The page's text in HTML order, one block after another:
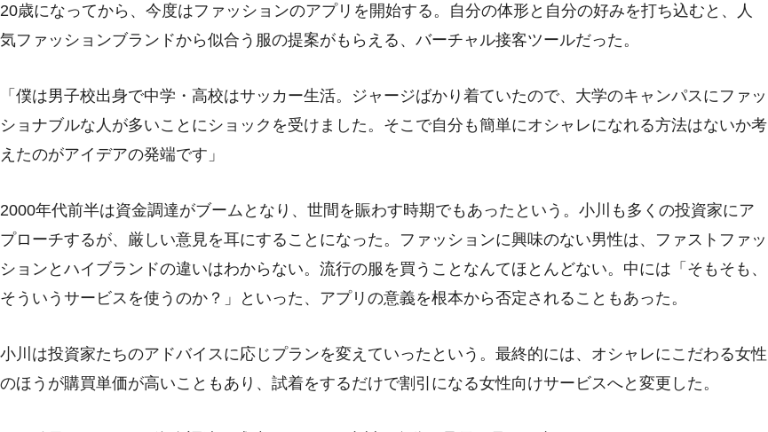
20歳になってから、今度はファッションのアプリを開始する。自分の体形と自分の好みを打ち込むと、人
気ファッションブランドから似合う服の提案がもらえる、バーチャル接客ツールだった。
「僕は男子校出身で中学・高校はサッカー生活。ジャージばかり着ていたので、大学のキャンパスにファッ
ショナブルな人が多いことにショックを受けました。そこで自分も簡単にオシャレになれる方法はないか考
えたのがアイデアの発端です」
2000年代前半は資金調達がブームとなり、世間を賑わす時期でもあったという。小川も多くの投資家にア
プローチするが、厳しい意見を耳にすることになった。ファッションに興味のない男性は、ファストファッ
ションとハイブランドの違いはわからない。流行の服を買うことなんてほとんどない。中には「そもそも、
そういうサービスを使うのか？」といった、アプリの意義を根本から否定されることもあった。
小川は投資家たちのアドバイスに応じプランを変えていったという。最終的には、オシャレにこだわる女性
のほうが購買単価が高いこともあり、試着をするだけで割引になる女性向けサービスへと変更した。